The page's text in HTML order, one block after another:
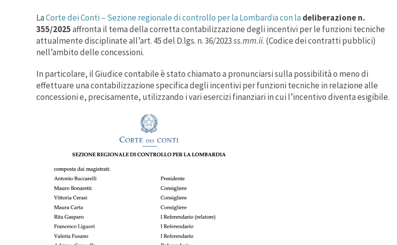
LaCorte dei Conti – Sezione regionale di controllo per la Lombardia con ladeliberazione n.
355/2025affronta il tema della corretta contabilizzazione degli incentivi per le funzioni tecniche
attualmente disciplinate all’art. 45 del D.lgs. n. 36/2023ss.mm.ii. (Codice dei contratti pubblici)
nell’ambito delle concessioni.
In particolare, il Giudice contabile è stato chiamato a pronunciarsi sulla possibilità o meno di
effettuare una contabilizzazione specifica degli incentivi per funzioni tecniche in relazione alle
concessioni e, precisamente, utilizzando i vari esercizi finanziari in cui l’incentivo diventa esigibile.